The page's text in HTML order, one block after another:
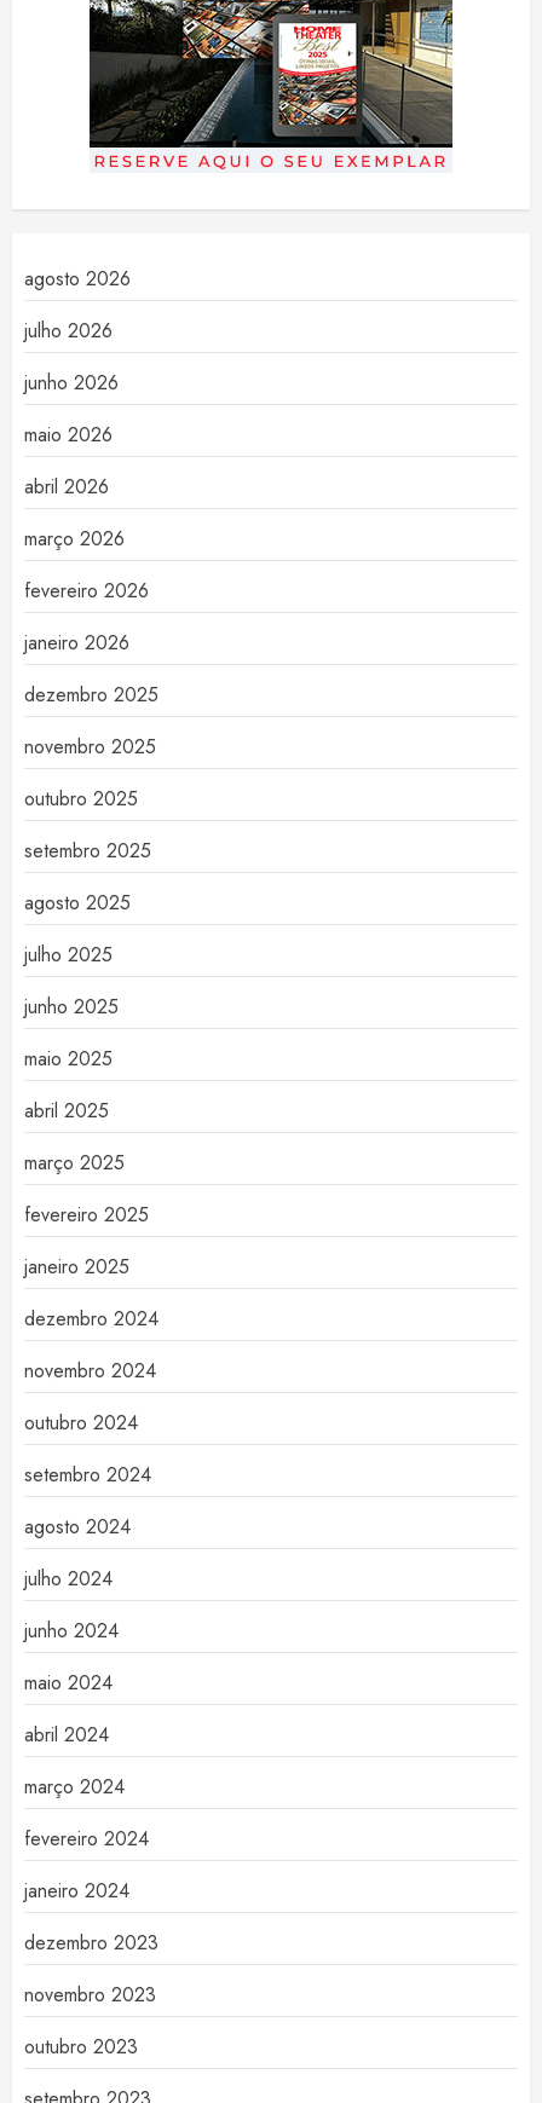
agosto 2026
julho 2026
junho 2026
maio 2026
abril 2026
março 2026
fevereiro 2026
janeiro 2026
dezembro 2025
novembro 2025
outubro 2025
setembro 2025
agosto 2025
julho 2025
junho 2025
maio 2025
abril 2025
março 2025
fevereiro 2025
janeiro 2025
dezembro 2024
novembro 2024
outubro 2024
setembro 2024
agosto 2024
julho 2024
junho 2024
maio 2024
abril 2024
março 2024
fevereiro 2024
janeiro 2024
dezembro 2023
novembro 2023
outubro 2023